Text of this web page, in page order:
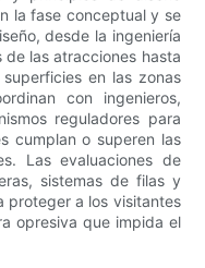
la fase conceptual y se
desde la ingeniería
las atracciones hasta
en las zonas
con ingenieros,
reguladores para
cumplan o superen las
Las evaluaciones de
sistemas de filas y
proteger a los visitantes
opresiva que impida el